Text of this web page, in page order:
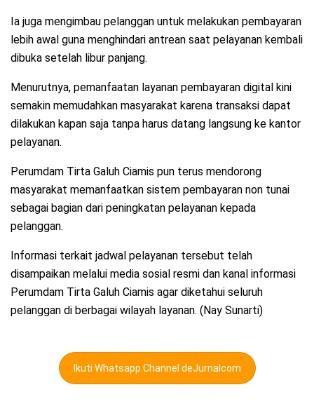
Ia juga mengimbau pelanggan untuk melakukan pembayaran
lebih awal guna menghindari antrean saat pelayanan kembali
dibuka setelah libur panjang.
Menurutnya, pemanfaatan layanan pembayaran digital kini
semakin memudahkan masyarakat karena transaksi dapat
dilakukan kapan saja tanpa harus datang langsung ke kantor
pelayanan.
Perumdam Tirta Galuh Ciamis pun terus mendorong
masyarakat memanfaatkan sistem pembayaran non tunai
sebagai bagian dari peningkatan pelayanan kepada
pelanggan.
Informasi terkait jadwal pelayanan tersebut telah
disampaikan melalui media sosial resmi dan kanal informasi
Perumdam Tirta Galuh Ciamis agar diketahui seluruh
pelanggan di berbagai wilayah layanan. (Nay Sunarti)
Ikuti Whatsapp Channel deJurnalcom